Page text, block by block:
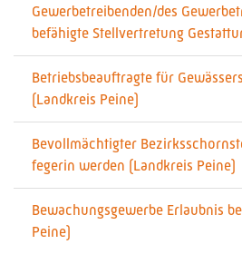
Gewerbetreibenden/des
befähigte Stellvertretung
Betriebsbeauftragte für
(Landkreis Peine)
Bevollmächtigter
fegerin werden (Landkreis Peine)
Bewachungsgewerbe Erlaubnis
Peine)